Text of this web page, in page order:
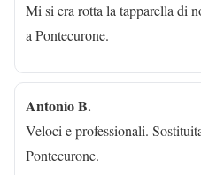
Mi si era rotta la tapparella di
a Pontecurone.
Antonio B.
Veloci e professionali.
Pontecurone.